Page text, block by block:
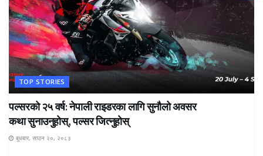
TOP STORIES
पल्सरको २५ वर्ष: नेपाली राइडरका लागि सुनौलो अवसर
कथा सुनाउनुहोस्, पल्सर जित्नुहोस्
बुधबार, साउन २०, २०८३